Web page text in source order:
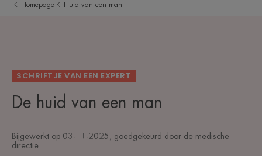
Homepage Huid van een man
SCHRIFTJE VAN EEN EXPERT
De huid van een man
Bijgewerkt op 03-11-2025 , goedgekeurd door de medische
directie